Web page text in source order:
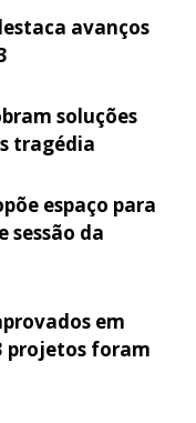
avanços
soluções
tragédia
espaço para
sessão da
em
projetos foram